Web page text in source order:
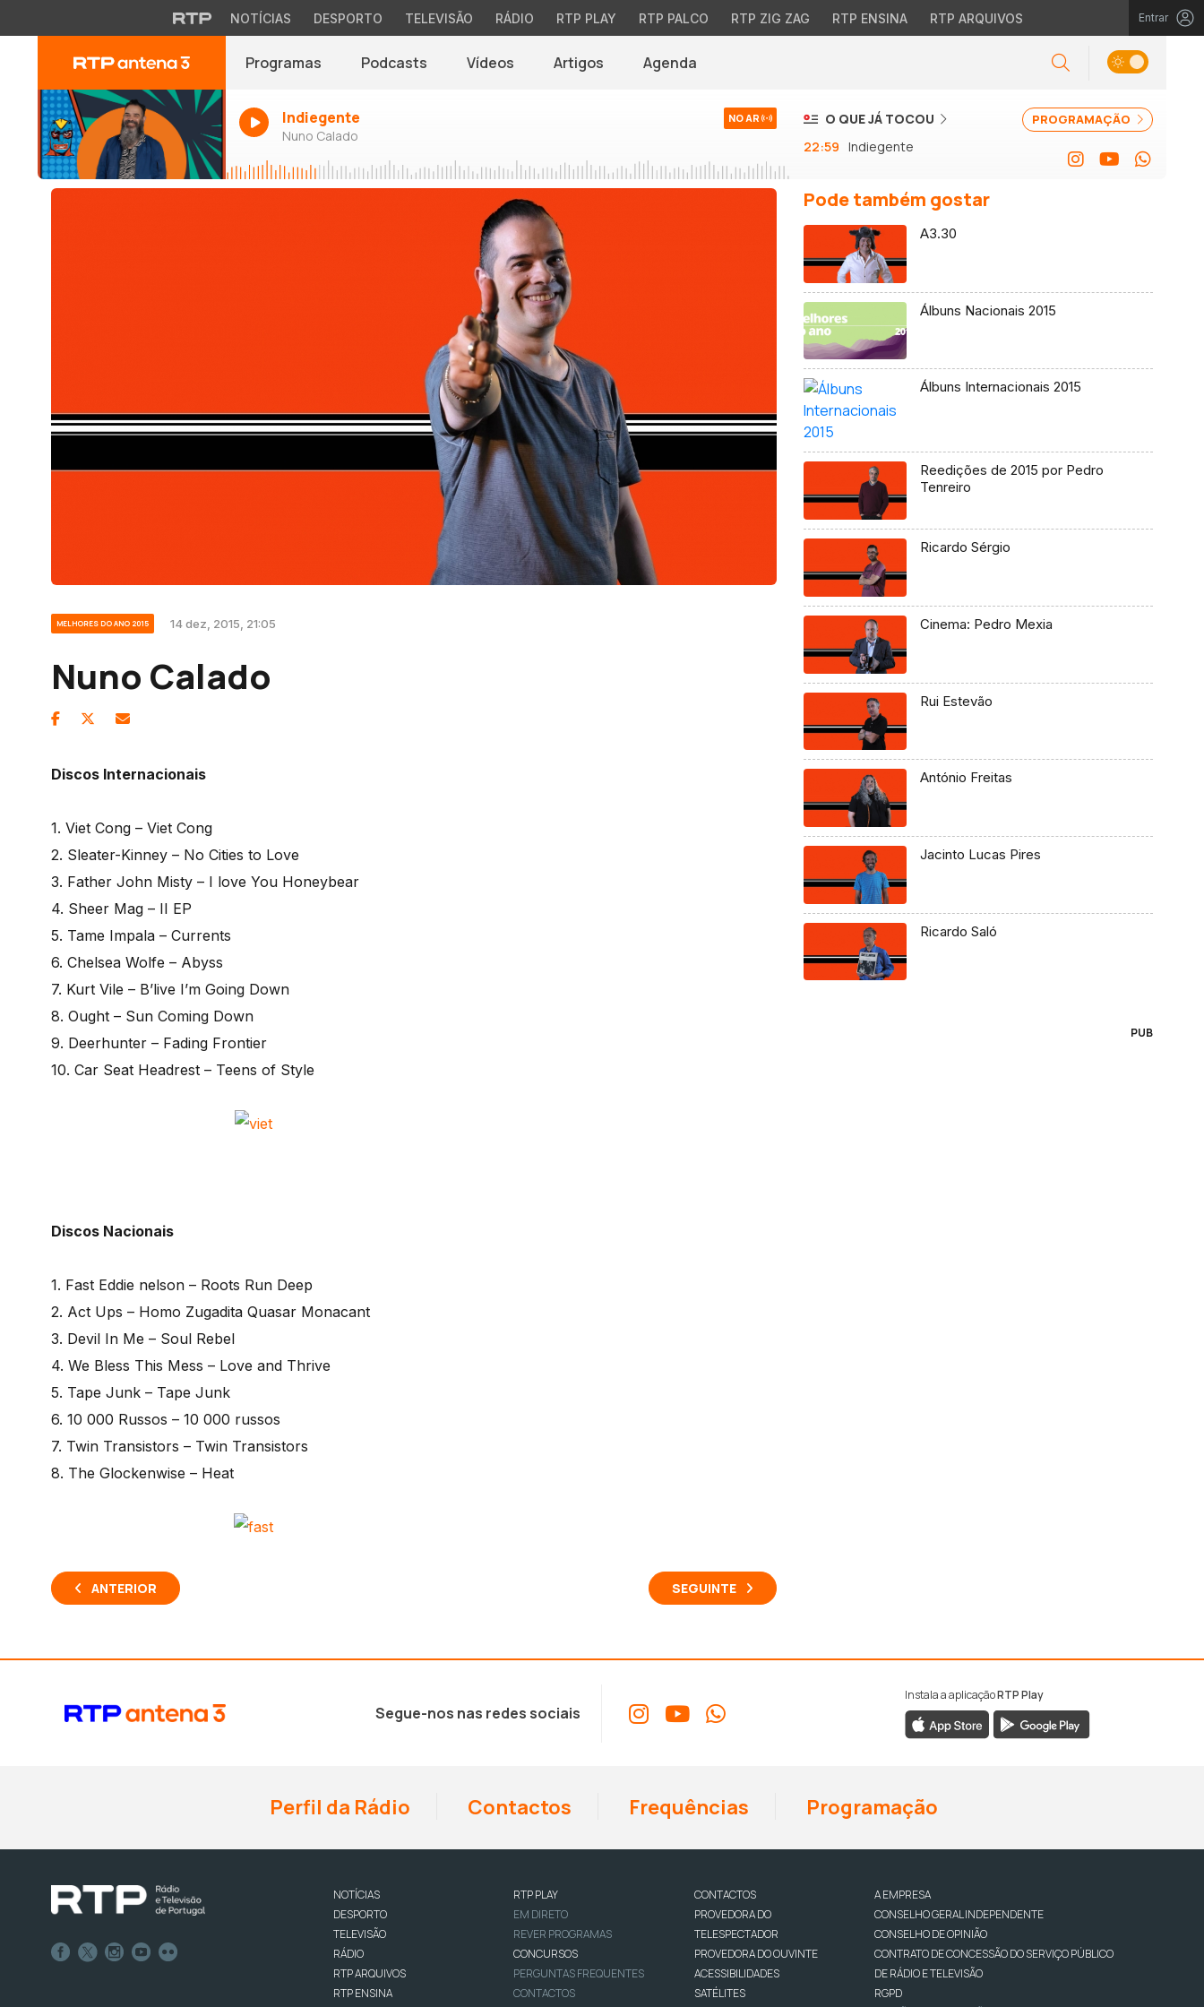
NOTÍCIAS DESPORTO TELEVISÃO RÁDIO RTP PLAY RTP PALCO RTP ZIG ZAG RTP ENSINA RTP ARQUIVOS Entrar
Programas Podcasts Vídeos Artigos Agenda
Indiegente
Nuno Calado
NO AR PROGRAMAÇÃO
O QUE JÁ TOCOU
22:59 Indiegente
MELHORES DO ANO 2015 14 dez, 2015, 21:05
Nuno Calado
Discos Internacionais
1. Viet Cong – Viet Cong
2. Sleater-Kinney – No Cities to Love
3. Father John Misty – I love You Honeybear
4. Sheer Mag – II EP
5. Tame Impala – Currents
6. Chelsea Wolfe – Abyss
7. Kurt Vile – B’live I’m Going Down
8. Ought – Sun Coming Down
9. Deerhunter – Fading Frontier
10. Car Seat Headrest – Teens of Style
Discos Nacionais
1. Fast Eddie nelson – Roots Run Deep
2. Act Ups – Homo Zugadita Quasar Monacant
3. Devil In Me – Soul Rebel
4. We Bless This Mess – Love and Thrive
5. Tape Junk – Tape Junk
6. 10 000 Russos – 10 000 russos
7. Twin Transistors – Twin Transistors
8. The Glockenwise – Heat
ANTERIOR SEGUINTE
Pode também gostar
A3.30
Álbuns Nacionais 2015
Álbuns Internacionais 2015
Reedições de 2015 por Pedro
Tenreiro
Ricardo Sérgio
Cinema: Pedro Mexia
Rui Estevão
António Freitas
Jacinto Lucas Pires
Ricardo Saló
PUB
Segue-nos nas redes sociais
Instala a aplicaçãoRTP Play
Perfil da Rádio Contactos Frequências Programação
NOTÍCIAS
DESPORTO
TELEVISÃO
RÁDIO
RTP ARQUIVOS
RTP ENSINA
RTP PLAY
EM DIRETO
REVER PROGRAMAS
CONCURSOS
PERGUNTAS FREQUENTES
CONTACTOS
CONTACTOS
PROVEDORA DO
TELESPECTADOR
PROVEDORA DO OUVINTE
ACESSIBILIDADES
SATÉLITES
A EMPRESA
CONSELHO GERAL INDEPENDENTE
CONSELHO DE OPINIÃO
CONTRATO DE CONCESSÃO DO SERVIÇO PÚBLICO
DE RÁDIO E TELEVISÃO
RGPD